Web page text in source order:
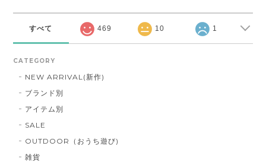
すべて 469 10 1
CATEGORY
NEW ARRIVAL(新作)
ブランド別
アイテム別
SALE
OUTDOOR（おうち遊び)
雑貨